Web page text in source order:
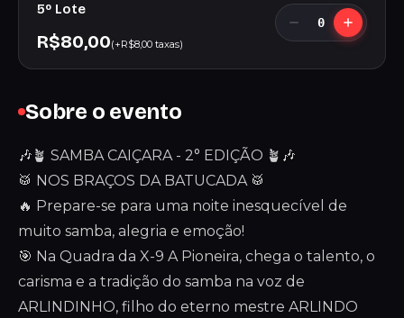
Sobre o evento
🎶🪴 SAMBA CAIÇARA - 2° EDIÇÃO 🪴🎶
🥁 NOS BRAÇOS DA BATUCADA 🥁
🔥 Prepare-se para uma noite inesquecível de
muito samba, alegria e emoção!
🎯 Na Quadra da X-9 A Pioneira, chega o talento, o
carisma e a tradição do samba na voz de
ARLINDINHO, filho do eterno mestre ARLINDO
5º Lote
R$80,00(+R$8,00 taxas)
0